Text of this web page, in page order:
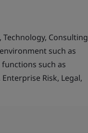
Consulting
such as
such as
Risk, Legal,